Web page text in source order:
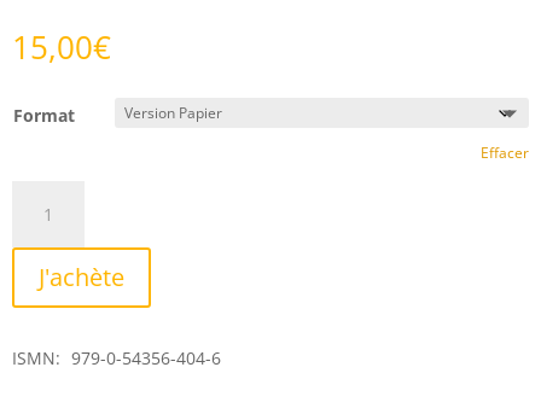
15,00€
Format
Effacer
Périphrase
J'achète
ISMN: 979-0-54356-404-6